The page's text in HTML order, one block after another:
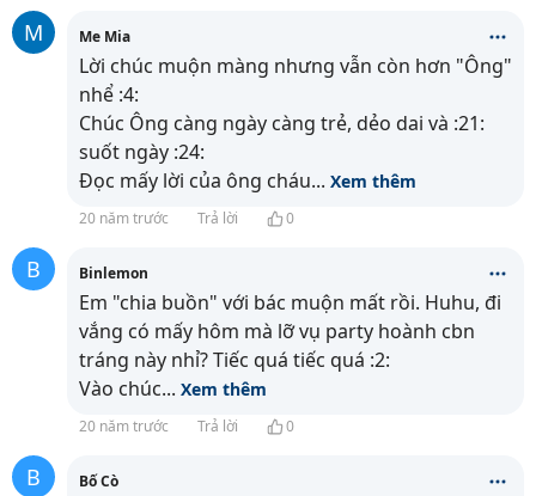
M Me Mia
Lời chúc muộn màng nhưng vẫn còn hơn "Ông"
nhể :4:
Chúc Ông càng ngày càng trẻ, dẻo dai và :21:
suốt ngày :24:
Đọc mấy lời của ông cháu... Xem thêm
20 năm trước Trả lời 0
B Binlemon
Em "chia buồn" với bác muộn mất rồi. Huhu, đi
vắng có mấy hôm mà lỡ vụ party hoành cbn
tráng này nhỉ? Tiếc quá tiếc quá :2:
Vào chúc... Xem thêm
20 năm trước Trả lời 0
B Bố Cò